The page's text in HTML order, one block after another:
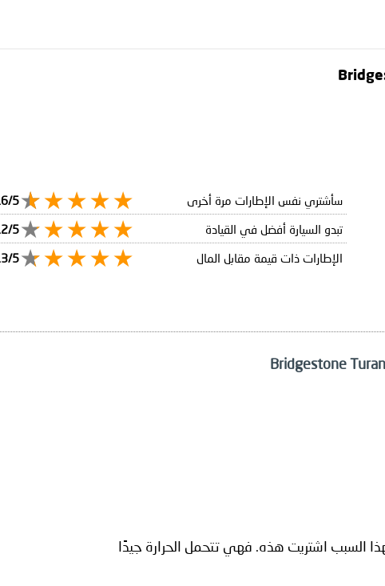
سأشتري نفس الإطارات مرة أخرى
5
تبدو السيارة أفضل في القيادة
5
الإطارات ذات قيمة مقابل المال
5
السبب اشتريت هذه. فهي تتحمل الحرارة جيدًا